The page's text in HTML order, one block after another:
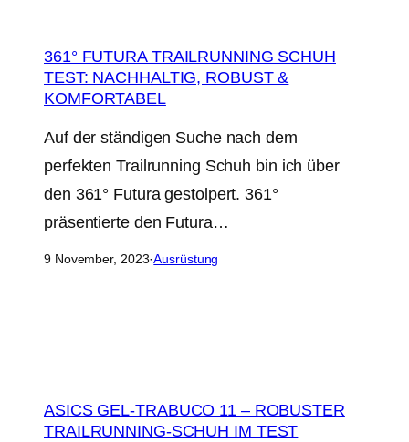
361° FUTURA TRAILRUNNING SCHUH
TEST: NACHHALTIG, ROBUST &
KOMFORTABEL
Auf der ständigen Suche nach dem
perfekten Trailrunning Schuh bin ich über
den 361° Futura gestolpert. 361°
präsentierte den Futura…
9 November, 2023·Ausrüstung
ASICS GEL-TRABUCO 11 – ROBUSTER
TRAILRUNNING-SCHUH IM TEST